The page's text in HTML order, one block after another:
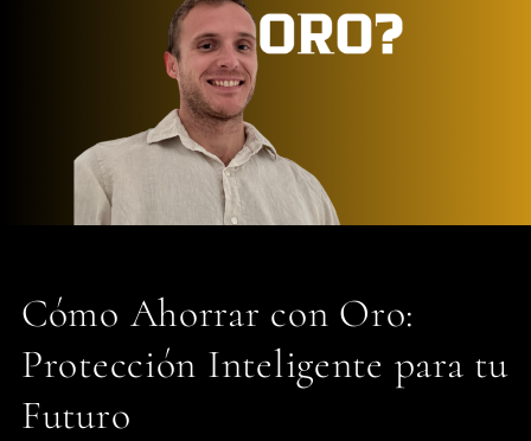
Cómo Ahorrar con Oro:
Protección Inteligente para tu
Futuro